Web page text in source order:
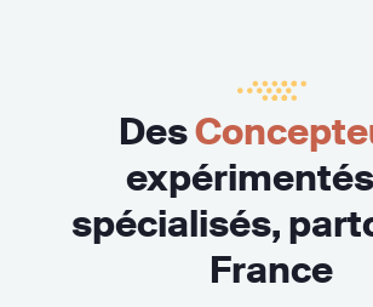
Des
spécialisés,
France